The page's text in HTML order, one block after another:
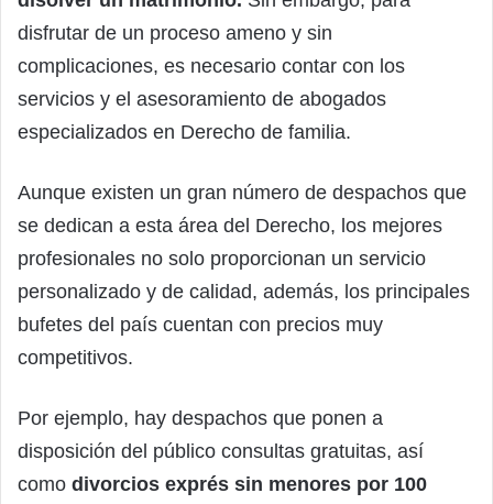
disfrutar de un proceso ameno y sin
complicaciones, es necesario contar con los
servicios y el asesoramiento de abogados
especializados en Derecho de familia.
Aunque existen un gran número de despachos que
se dedican a esta área del Derecho, los mejores
profesionales no solo proporcionan un servicio
personalizado y de calidad, además, los principales
bufetes del país cuentan con precios muy
competitivos.
Por ejemplo, hay despachos que ponen a
disposición del público consultas gratuitas, así
como divorcios exprés sin menores por 100